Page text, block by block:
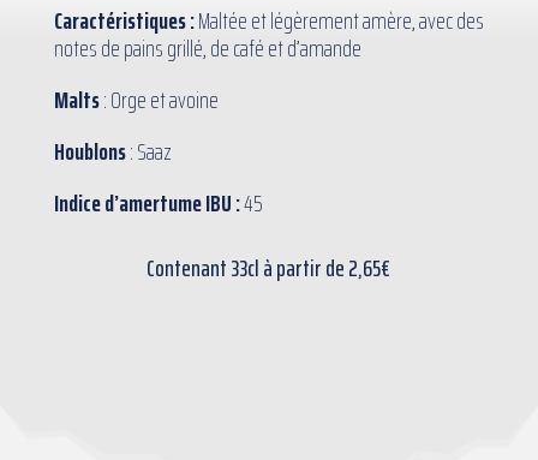
Caractéristiques :Maltée et légèrement amère, avec des
notes de pains grillé, de café et d’amande
Malts: Orge et avoine
Houblons: Saaz
Indice d’amertume IBU :45
Contenant 33cl à partir de 2,65€